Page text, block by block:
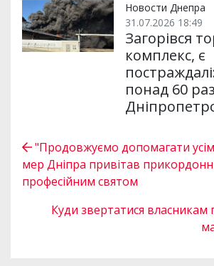
Новости Днепра
31.07.2026 18:49
Загорівся
комплекс, є
понад 60
"Продовжуємо допомагати
мер Дніпра привітав
професійним святом
Куди звертатися